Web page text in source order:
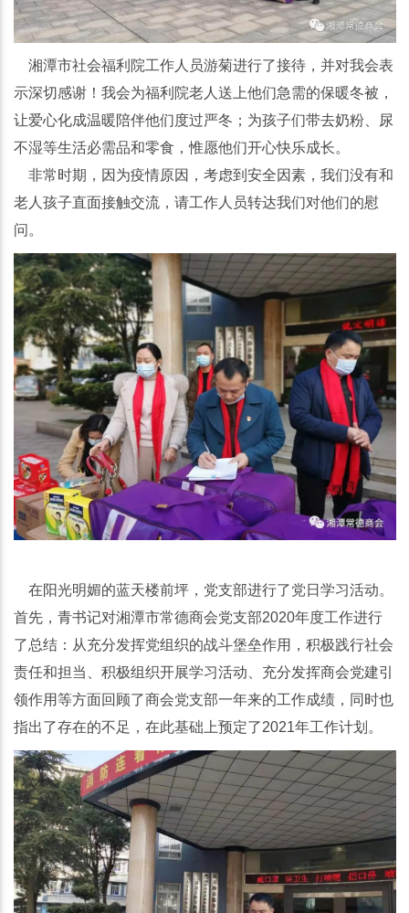
湘潭市社会福利院工作人员游菊进行了接待，并对我会表
示深切感谢！我会为福利院老人送上他们急需的保暖冬被，
让爱心化成温暖陪伴他们度过严冬；为孩子们带去奶粉、尿
不湿等生活必需品和零食，惟愿他们开心快乐成长。
非常时期，因为疫情原因，考虑到安全因素，我们没有和
老人孩子直面接触交流，请工作人员转达我们对他们的慰
问。
在阳光明媚的蓝天楼前坪，党支部进行了党日学习活动。
首先，青书记对湘潭市常德商会党支部2020年度工作进行
了总结：从充分发挥党组织的战斗堡垒作用，积极践行社会
责任和担当、积极组织开展学习活动、充分发挥商会党建引
领作用等方面回顾了商会党支部一年来的工作成绩，同时也
指出了存在的不足，在此基础上预定了2021年工作计划。